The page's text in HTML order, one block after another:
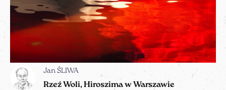
Jan ŚLIWA
Rzeź Woli, Hiroszima w Warszawie